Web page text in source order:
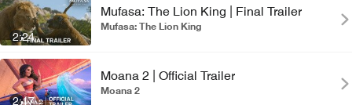
2:24
Mufasa: The Lion King | Final Trailer
Mufasa: The Lion King
2:17
Moana 2 | Official Trailer
Moana 2